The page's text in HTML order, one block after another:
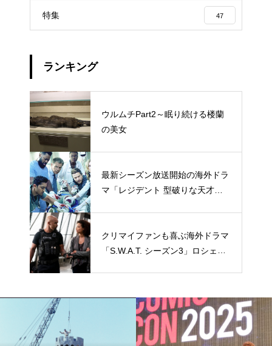
特集 47
ランキング
ウルムチPart2～眠り続ける楼蘭
の美女
最新シーズン放送開始の海外ドラ
マ「レジデント 型破りな天才研
クリマイファンも喜ぶ海外ドラマ
「S.W.A.T. シーズン3」ロシェ